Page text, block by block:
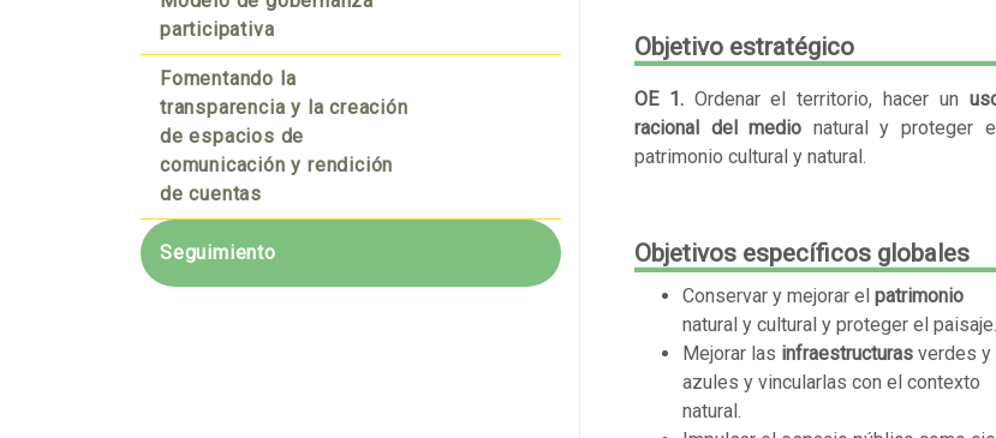
participativa
Fomentando la
transparencia y la creación
de espacios de
comunicación y rendición
de cuentas
Seguimiento
Objetivo estratégico
OE 1.Ordenar el territorio, hacer un
racional del medio natural y proteger
patrimonio cultural y natural.
Objetivos específicos globales
Conservar y mejorar el patrimonio
natural y cultural y proteger el paisaje.
Mejorar las infraestructuras verdes y
azules y vincularlas con el contexto
natural.